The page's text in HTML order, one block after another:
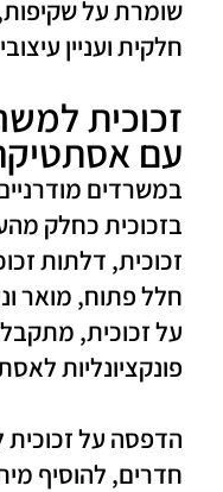
שומרת על
חלקית ועניין
זכוכית
עם
במשרדים
בזכוכית כחלק
זכוכית, דלתות
חלל פתוח, מואר
על זכוכית,
פונקציונליות
הדפסה על
חדרים, להוסיף